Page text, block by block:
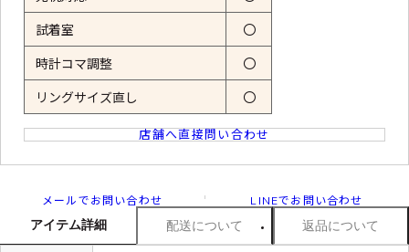
試着室 〇
時計コマ調整 〇
リングサイズ直し 〇
店舗へ直接問い合わせ
メールでお問い合わせ LINEでお問い合わせ
アイテム詳細 配送について 返品について